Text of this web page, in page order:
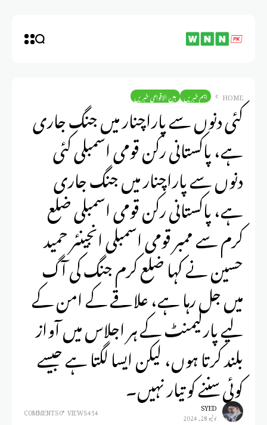
HOME اہم خبریں بین الاقوامی خبریں
کئی دنوں سے پاراچنار میں جنگ جاری
ہے، پاکستانی رکن قومی اسمبلی کئی
دنوں سے پاراچنار میں جنگ جاری
ہے، پاکستانی رکن قومی اسمبلی ضلع
کرم سے ممبر قومی اسمبلی انجینئر حمید
حسین نے کہا ضلع کرم جنگ کی آگ
میں جل رہا ہے، علاقے کے امن کے
لیے پارلیمنٹ کے ہر اجلاس میں آواز
بلند کرتا ہوں، لیکن ایسا لگتا ہے جیسے
کوئی سننے کو تیار نہیں۔
SYED
يوليو 28, 2024 454 VIEWS
0 COMMENTS